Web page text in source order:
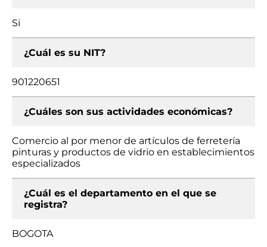
Si
¿Cuál es su NIT?
901220651
¿Cuáles son sus actividades económicas?
Comercio al por menor de artículos de ferretería
pinturas y productos de vidrio en establecimientos
especializados
¿Cuál es el departamento en el que se
registra?
BOGOTA